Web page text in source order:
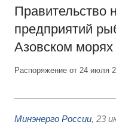
Правительство
предприятий
Азовском морях
Распоряжение от 24 июля
Минэнерго России, 23